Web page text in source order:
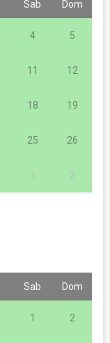
Sab Dom
4 5
11 12
18 19
25 26
1 2
Sab Dom
1 2